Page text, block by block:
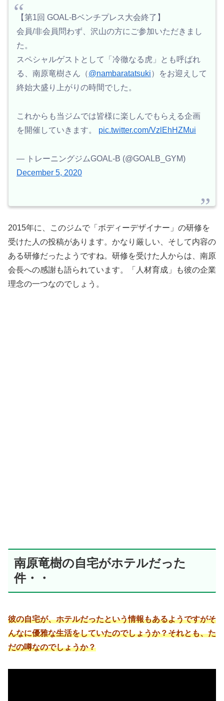
【第1回 GOAL-Bベンチプレス大会終了】
会員/非会員問わず、沢山の方にご参加いただきまし
た。
スペシャルゲストとして「冷徹なる虎」とも呼ばれ
る、南原竜樹さん（@nambaratatsuki）をお迎えして
終始大盛り上がりの時間でした。
これからも当ジムでは皆様に楽しんでもらえる企画
を開催していきます。 pic.twitter.com/VzlEhHZMui
— トレーニングジムGOAL-B (@GOALB_GYM)
December 5, 2020
2015年に、このジムで「ボディーデザイナー」の研修を
受けた人の投稿があります。かなり厳しい、そして内容の
ある研修だったようですね。研修を受けた人からは、南原
会長への感謝も語られています。「人材育成」も彼の企業
理念の一つなのでしょう。
南原竜樹の自宅がホテルだった
件・・
彼の自宅が、ホテルだったという情報もあるようですがそ
んなに優雅な生活をしていたのでしょうか？それとも、た
だの噂なのでしょうか？